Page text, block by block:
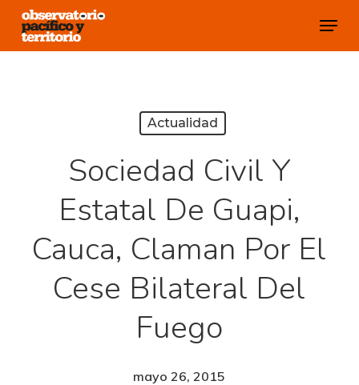
Skip
Menu
Actualidad
Sociedad Civil Y
Estatal De Guapi,
Cauca, Claman Por El
Cese Bilateral Del
Fuego
mayo 26, 2015
Close